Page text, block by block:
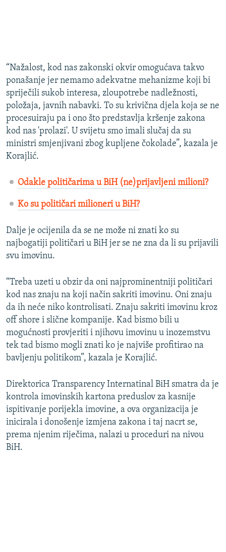
“Nažalost, kod nas zakonski okvir omogućava takvo
ponašanje jer nemamo adekvatne mehanizme koji bi
spriječili sukob interesa, zloupotrebe nadležnosti,
položaja, javnih nabavki. To su krivična djela koja se ne
procesuiraju pa i ono što predstavlja kršenje zakona
kod nas 'prolazi'. U svijetu smo imali slučaj da su
ministri smjenjivani zbog kupljene čokolade”, kazala je
Korajlić.
Odakle političarima u BiH (ne)prijavljeni milioni?
Ko su političari milioneri u BiH?
Dalje je ocijenila da se ne može ni znati ko su
najbogatiji političari u BiH jer se ne zna da li su prijavili
svu imovinu.
“Treba uzeti u obzir da oni najprominentniji političari
kod nas znaju na koji način sakriti imovinu. Oni znaju
da ih neće niko kontrolisati. Znaju sakriti imovinu kroz
off shore i slične kompanije. Kad bismo bili u
mogućnosti provjeriti i njihovu imovinu u inozemstvu
tek tad bismo mogli znati ko je najviše profitirao na
bavljenju politikom”, kazala je Korajlić.
Direktorica Transparency Internatinal BiH smatra da je
kontrola imovinskih kartona preduslov za kasnije
ispitivanje porijekla imovine, a ova organizacija je
inicirala i donošenje izmjena zakona i taj nacrt se,
prema njenim riječima, nalazi u proceduri na nivou
BiH.